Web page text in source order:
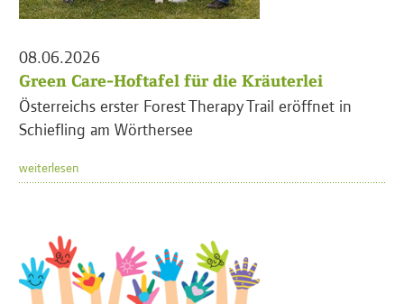
08.06.2026
Green Care-Hoftafel für die Kräuterlei
Österreichs erster Forest Therapy Trail eröffnet in
Schiefling am Wörthersee
weiterlesen